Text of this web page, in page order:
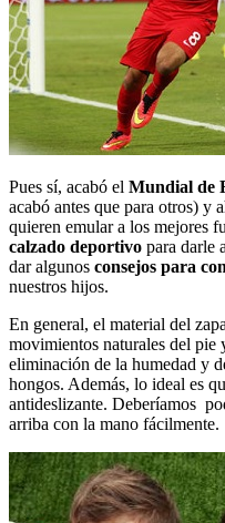
Pues sí, acabó el Mundial de
acabó antes que para otros) y
quieren emular a los mejores
calzado deportivo para darle
dar algunos consejos para
nuestros hijos.
En general, el material del
movimientos naturales del pie
eliminación de la humedad y
hongos. Además, lo ideal es
antideslizante. Deberíamos
arriba con la mano fácilmente.